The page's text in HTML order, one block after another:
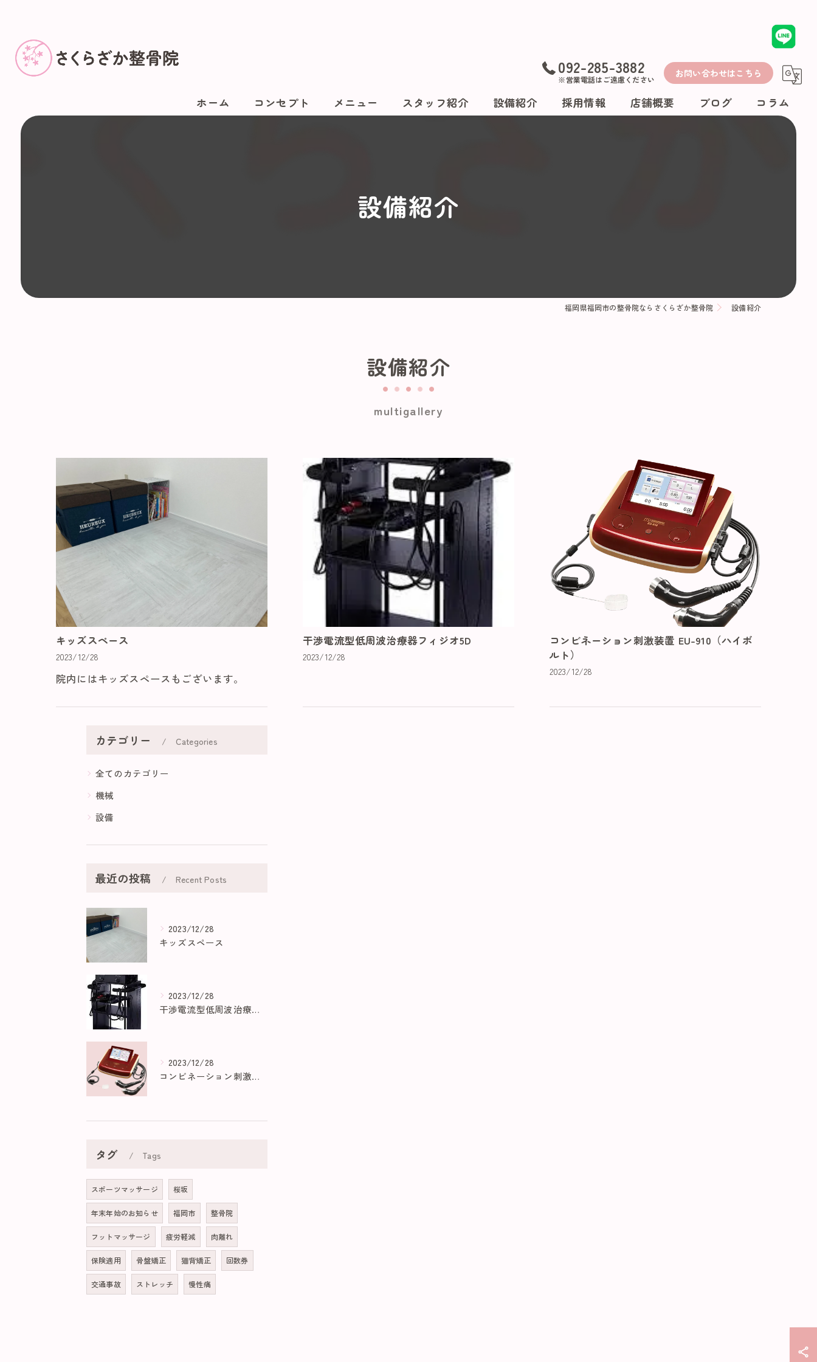
092-285-3882
※営業電話はご遠慮ください
お問い合わせはこちら
ホーム コンセプト メニュー スタッフ紹介 設備紹介 採用情報 店舗概要 ブログ コラム
設備紹介
福岡県福岡市の整骨院ならさくらざか整骨院 設備紹介
設備紹介
multigallery
キッズスペース
2023/12/28
院内にはキッズスペースもございます。
干渉電流型低周波治療器フィジオ5D
2023/12/28
コンビネーション刺激装置 EU-910（ハイボ
ルト）
2023/12/28
カテゴリー Categories
全てのカテゴリー
機械
設備
最近の投稿 Recent Posts
2023/12/28
キッズスペース
2023/12/28
干渉電流型低周波治療器フィジオ5D
2023/12/28
コンビネーション刺激装置 EU-910（ハイボルト）
タグ Tags
スポーツマッサージ 桜坂
年末年始のお知らせ 福岡市 整骨院
フットマッサージ 疲労軽減 肉離れ
保険適用 骨盤矯正 猫背矯正 回数券
交通事故 ストレッチ 慢性痛